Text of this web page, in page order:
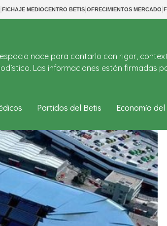
|FICHAJE MEDIOCENTRO BETIS|OFRECIMIENTOS MERCADO|
nace para contarlo con rigor,
Las informaciones están firmadas
Partidos del Betis Economía del